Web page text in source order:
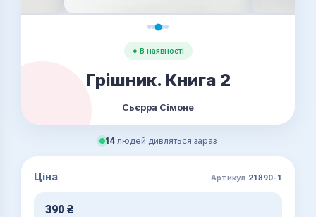
● В наявності
Грішник. Книга 2
Сьєрра Сімоне
14 людей дивляться зараз
Ціна Артикул 21890-1
390 ₴